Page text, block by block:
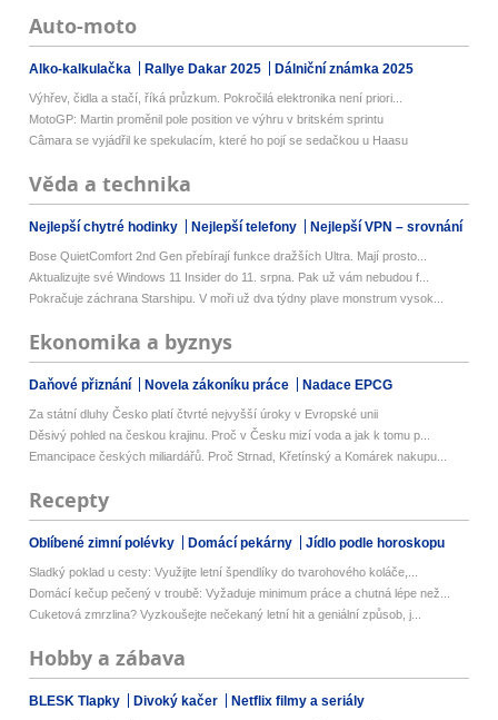
Auto-moto
Alko-kalkulačka Rallye Dakar 2025 Dálniční známka 2025
Výhřev, čidla a stačí, říká průzkum. Pokročilá elektronika není priori...
MotoGP: Martin proměnil pole position ve výhru v britském sprintu
Câmara se vyjádřil ke spekulacím, které ho pojí se sedačkou u Haasu
Věda a technika
Nejlepší chytré hodinky Nejlepší telefony Nejlepší VPN – srovnání
Bose QuietComfort 2nd Gen přebírají funkce dražších Ultra. Mají prosto...
Aktualizujte své Windows 11 Insider do 11. srpna. Pak už vám nebudou f...
Pokračuje záchrana Starshipu. V moři už dva týdny plave monstrum vysok...
Ekonomika a byznys
Daňové přiznání Novela zákoníku práce Nadace EPCG
Za státní dluhy Česko platí čtvrté nejvyšší úroky v Evropské unii
Děsivý pohled na českou krajinu. Proč v Česku mizí voda a jak k tomu p...
Emancipace českých miliardářů. Proč Strnad, Křetínský a Komárek nakupu...
Recepty
Oblíbené zimní polévky Domácí pekárny Jídlo podle horoskopu
Sladký poklad u cesty: Využijte letní špendlíky do tvarohového koláče,...
Domácí kečup pečený v troubě: Vyžaduje minimum práce a chutná lépe než...
Cuketová zmrzlina? Vyzkoušejte nečekaný letní hit a geniální způsob, j...
Hobby a zábava
BLESK Tlapky Divoký kačer Netflix filmy a seriály